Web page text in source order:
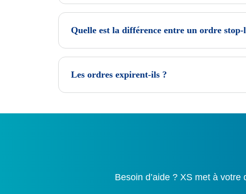
Quelle est la différence entre un ordre
Les ordres expirent-ils ?
Besoin d’aide ? XS met à